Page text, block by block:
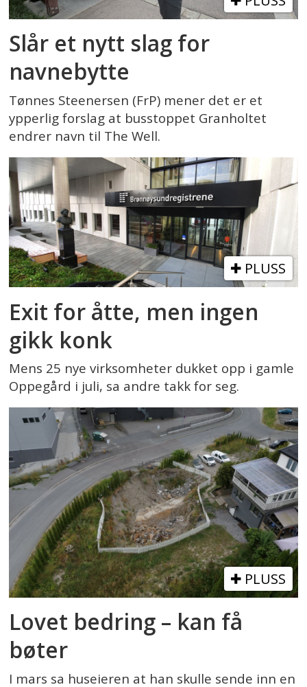
Slår et nytt slag for
navnebytte
Tønnes Steenersen (FrP) mener det er et
ypperlig forslag at busstoppet Granholtet
endrer navn til The Well.
PLUSS
Exit for åtte, men ingen
gikk konk
Mens 25 nye virksomheter dukket opp i gamle
Oppegård i juli, sa andre takk for seg.
PLUSS
Lovet bedring – kan få
bøter
I mars sa huseieren at han skulle sende inn en